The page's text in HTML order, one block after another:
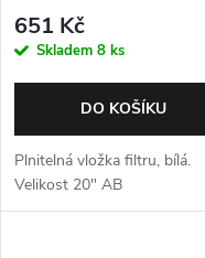
651 Kč
Skladem 8 ks
DO KOŠÍKU
Plnitelná vložka filtru, bílá.
Velikost 20" AB